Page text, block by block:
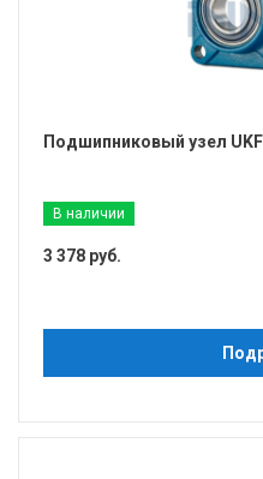
Подшипниковый узел
В наличии
3 378 руб.